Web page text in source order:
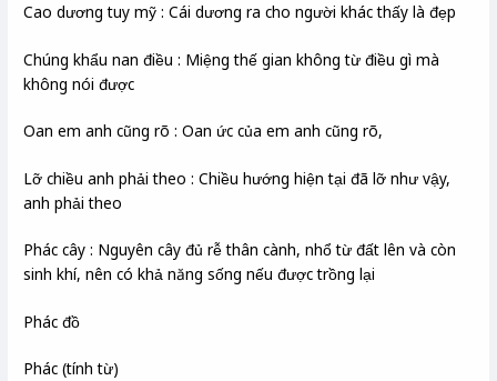
Cao dương tuy mỹ : Cái dương ra cho người khác thấy là đẹp
Chúng khẩu nan điều : Miệng thế gian không từ điều gì mà
không nói được
Oan em anh cũng rõ : Oan ức của em anh cũng rõ,
Lỡ chiều anh phải theo : Chiều hướng hiện tại đã lỡ như vậy,
anh phải theo
Phác cây : Nguyên cây đủ rễ thân cành, nhổ từ đất lên và còn
sinh khí, nên có khả năng sống nếu được trồng lại
Phác đồ
Phác (tính từ)